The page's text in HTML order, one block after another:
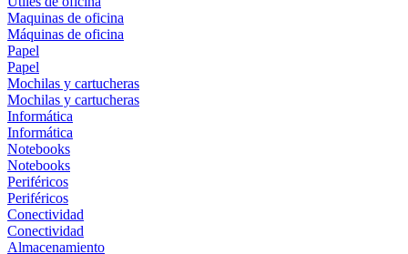
Maquinas de oficina
Máquinas de oficina
Papel
Papel
Mochilas y cartucheras
Mochilas y cartucheras
Informática
Informática
Notebooks
Notebooks
Periféricos
Periféricos
Conectividad
Conectividad
Almacenamiento